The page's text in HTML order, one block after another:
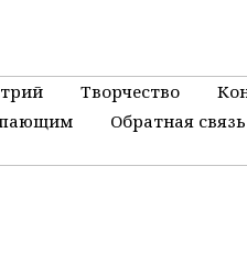
Творчество
Обратная связь